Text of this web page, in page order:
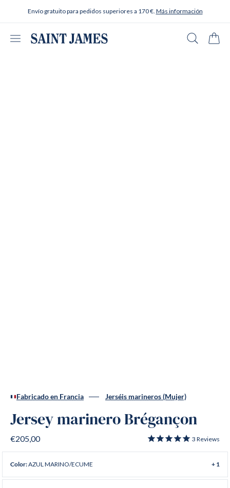
Envío gratuito para pedidos superiores a 170 €. Más información
Abrir menú
Fabricado en Francia Jerséis marineros (Mujer)
Jersey marinero Brégançon
€205,00 3 Reviews
Color:AZUL MARINO/ECUME + 1